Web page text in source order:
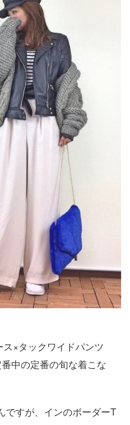
ス×タックワイドパンツ
中の定番の旬な着こな
ですが、インのボーダーT